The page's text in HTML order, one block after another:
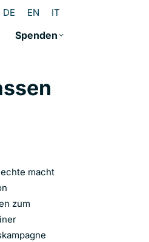
DE EN IT
Spenden
macht
zum